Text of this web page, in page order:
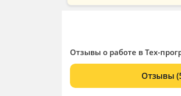
Отзывы о работе в Тех-
Отзывы